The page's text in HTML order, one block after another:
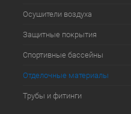
Осушители воздуха
Защитные покрытия
Спортивные бассейны
Отделочные материалы
Трубы и фитинги